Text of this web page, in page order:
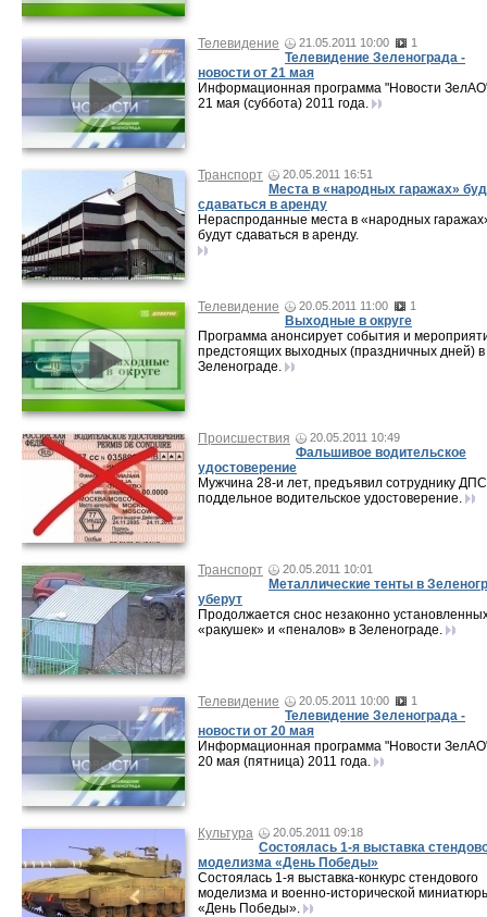
Телевидение 21.05.2011 10:00 1
Телевидение Зеленограда -
новости от 21 мая
Информационная программа "Новости
21 мая (суббота) 2011 года.
Транспорт 20.05.2011 16:51
Места в «народных гаражах»
сдаваться в аренду
Нераспроданные места в «народных
будут сдаваться в аренду.
Телевидение 20.05.2011 11:00 1
Выходные в округе
Программа анонсирует события и
предстоящих выходных (праздничных дней) в
Зеленограде.
Происшествия 20.05.2011 10:49
Фальшивое водительское
удостоверение
Мужчина 28-и лет, предъявил сотруднику ДПС
поддельное водительское удостоверение.
Транспорт 20.05.2011 10:01
Металлические тенты в
уберут
Продолжается снос незаконно
«ракушек» и «пеналов» в Зеленограде.
Телевидение 20.05.2011 10:00 1
Телевидение Зеленограда -
новости от 20 мая
Информационная программа "Новости
20 мая (пятница) 2011 года.
Культура 20.05.2011 09:18
Состоялась 1-я выставка
моделизма «День Победы»
Состоялась 1-я выставка-конкурс стендового
моделизма и военно-исторической
«День Победы».